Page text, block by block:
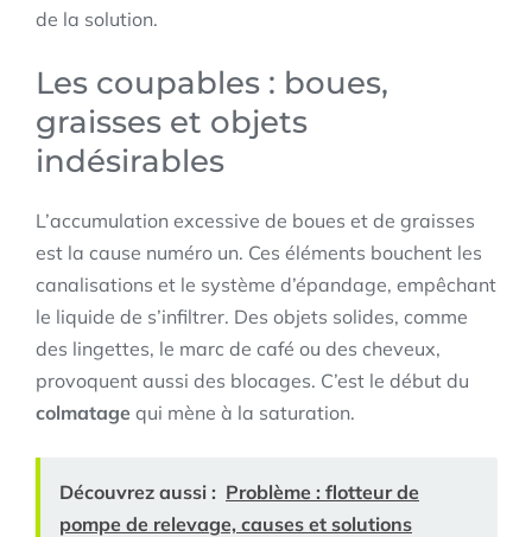
de la solution.
Les coupables : boues,
graisses et objets
indésirables
L’accumulation excessive de boues et de graisses
est la cause numéro un. Ces éléments bouchent les
canalisations et le système d’épandage, empêchant
le liquide de s’infiltrer. Des objets solides, comme
des lingettes, le marc de café ou des cheveux,
provoquent aussi des blocages. C’est le début du
colmatage qui mène à la saturation.
Découvrez aussi : Problème : flotteur de
pompe de relevage, causes et solutions